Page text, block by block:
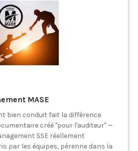
MASE
bien conduit fait la différence
créé "pour l'auditeur" —
SSE réellement
par les équipes, pérenne dans la